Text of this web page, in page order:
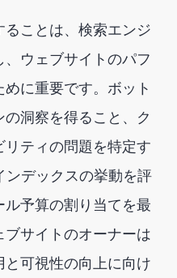
ことは、検索エンジ
ウェブサイトのパフ
に重要です。ボット
洞察を得ること、ク
ティの問題を特定す
ンデックスの挙動を評
予算の割り当てを最
サイトのオーナーは
可視性の向上に向け